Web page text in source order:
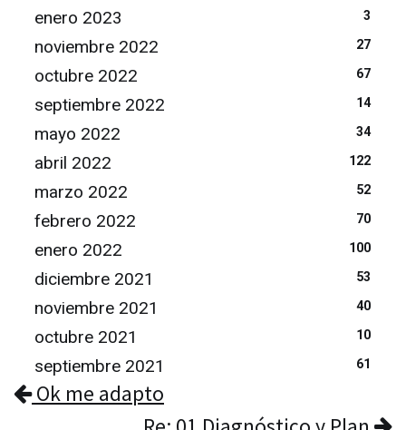
enero 2023 3
noviembre 2022 27
octubre 2022 67
septiembre 2022 14
mayo 2022 34
abril 2022 122
marzo 2022 52
febrero 2022 70
enero 2022 100
diciembre 2021 53
noviembre 2021 40
octubre 2021 10
septiembre 2021 61
Ok me adapto